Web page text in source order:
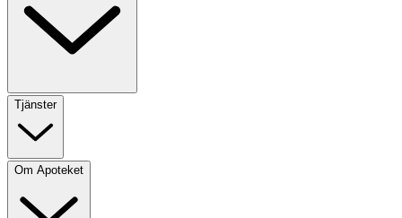
Tjänster
Om Apoteket